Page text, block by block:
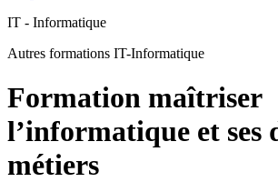
IT - Informatique
Autres formations IT-Informatique
Formation maîtriser
l’informatique et ses
métiers